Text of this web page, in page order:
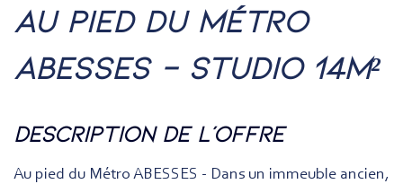
au pied du métro
abesses - studio 14m²
description de l'offre
Au pied du Métro ABESSES - Dans un immeuble ancien,